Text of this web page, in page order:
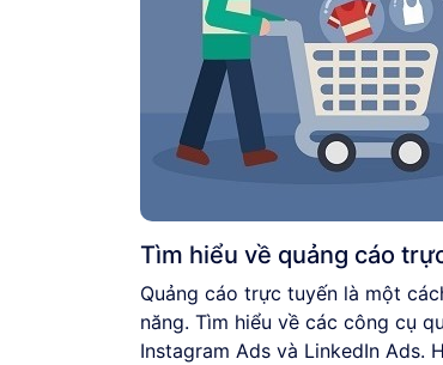
Tìm hiểu về quảng cáo
Quảng cáo trực tuyến là một
năng. Tìm hiểu về các công cụ
Instagram Ads và LinkedIn Ads.